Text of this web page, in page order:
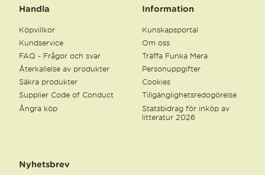
Handla
Köpvillkor
Kundservice
FAQ - Frågor och svar
Återkallelse av produkter
Säkra produkter
Supplier Code of Conduct
Ångra köp
Information
Kunskapsportal
Om oss
Träffa Funka Mera
Personuppgifter
Cookies
Tillgänglighetsredogörelse
Statsbidrag för inköp av
litteratur 2026
Nyhetsbrev